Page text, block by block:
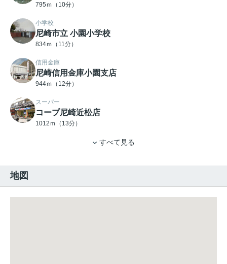
795ｍ（10分）
小学校
尼崎市立 小園小学校
834ｍ（11分）
信用金庫
尼崎信用金庫小園支店
944ｍ（12分）
スーパー
コープ尼崎近松店
1012ｍ（13分）
すべて見る
地図